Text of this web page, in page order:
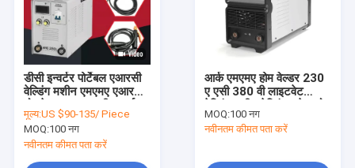
डीसी इन्वर्टर पोर्टेबल एआरसी
वेल्डिंग मशीन एमएमए एआरसी
फोर्स फंक्शन के साथ
मूल्य:US $90-135/ Piece
MOQ:100 नग
नवीनतम कीमत पता करें
आर्क एमएमए होम वेल्डर 230
ए एसी 380 वी लाइटवेट
व्यास 4.0 मिमी चाप बल के
साथ उपयोग करें
MOQ:100 नग
नवीनतम कीमत पता करें